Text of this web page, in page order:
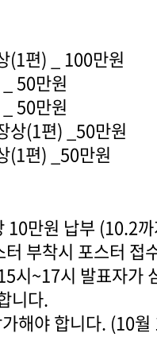
(1편) _ 100만원
50만원
50만원
상(1편) _50만원
(1편) _50만원
10만원 납부 (10.2
부착시 포스터 접
시~17시 발표자가
니다.
해야 합니다. (10